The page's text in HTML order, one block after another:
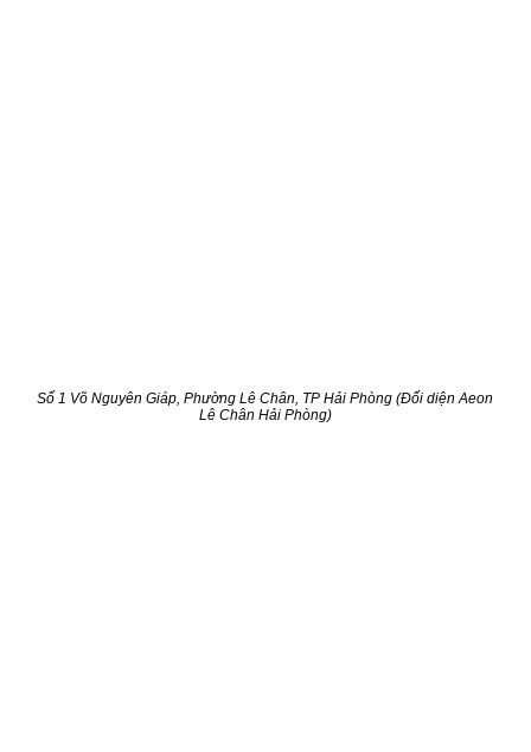
Số 1 Võ Nguyên Giáp, Phường Lê Chân, TP Hải Phòng (Đối diện Aeon
Lê Chân Hải Phòng)